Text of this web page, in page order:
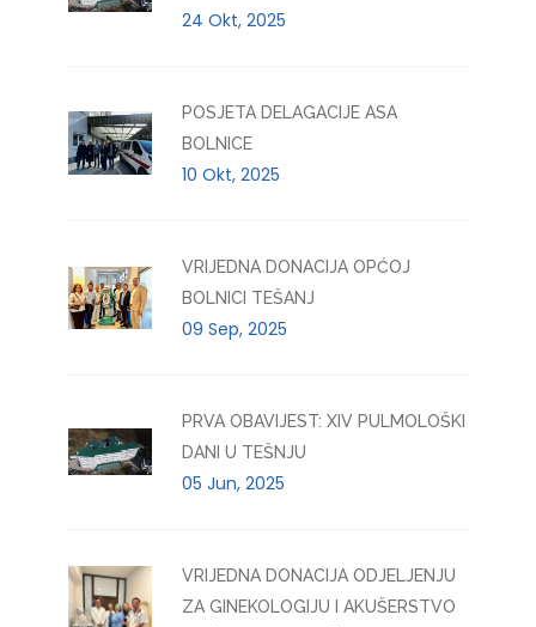
24 Okt, 2025
POSJETA DELAGACIJE ASA
BOLNICE
10 Okt, 2025
VRIJEDNA DONACIJA OPĆOJ
BOLNICI TEŠANJ
09 Sep, 2025
PRVA OBAVIJEST: XIV PULMOLOŠKI
DANI U TEŠNJU
05 Jun, 2025
VRIJEDNA DONACIJA ODJELJENJU
ZA GINEKOLOGIJU I AKUŠERSTVO